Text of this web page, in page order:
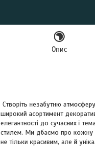
Опис
Створіть незабутню
широкий асортимент
елегантності до сучасних і
стилем. Ми дбаємо про
не тільки красивим, але й